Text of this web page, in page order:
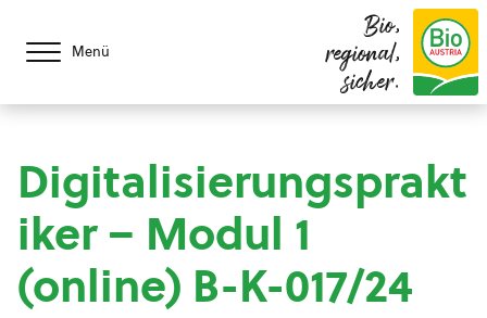
Menü
Bio,
regional,
sicher.
Digitalisierungsprakt
iker – Modul 1
(online) B-K-017/24